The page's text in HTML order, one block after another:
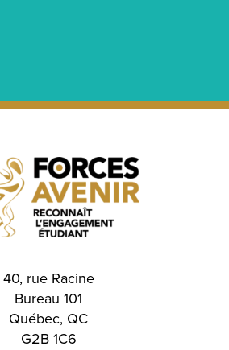
40, rue Racine
Bureau 101
Québec, QC
G2B 1C6